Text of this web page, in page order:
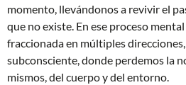
momento, llevándonos a revivir el
que no existe. En ese proceso
fraccionada en múltiples
subconsciente, donde perdemos la
mismos, del cuerpo y del entorno.